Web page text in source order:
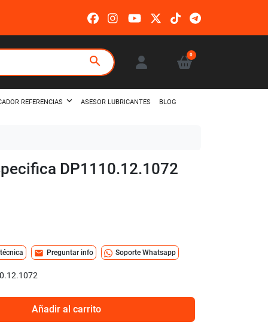
search 0
REFERENCIAS ASESOR LUBRICANTES BLOG
DP1110.12.1072
mail Preguntar info Soporte Whatsapp
Añadir al carrito